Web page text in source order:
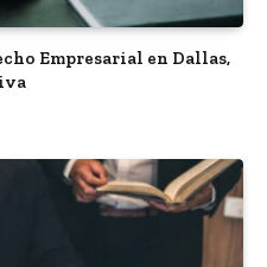
Empresarial en Dallas,